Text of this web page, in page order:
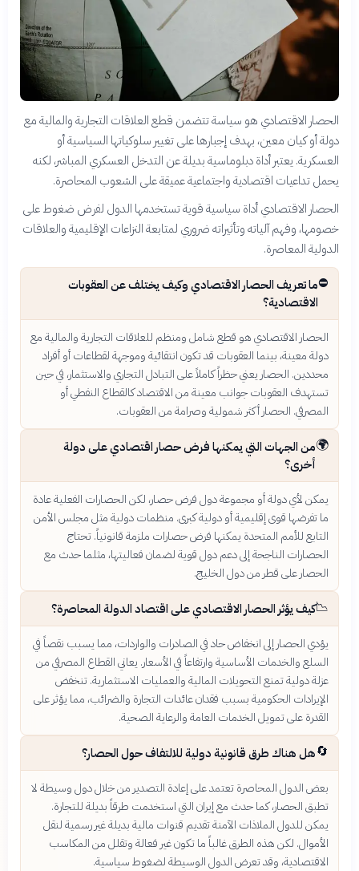
الحصار الاقتصادي هو سياسة تتضمن قطع العلاقات التجارية والمالية مع
دولة أو كيان معين، بهدف إجبارها على تغيير سلوكياتها السياسية أو
العسكرية. يعتبر أداة دبلوماسية بديلة عن التدخل العسكري المباشر، لكنه
يحمل تداعيات اقتصادية واجتماعية عميقة على الشعوب المحاصرة.
الحصار الاقتصادي أداة سياسية قوية تستخدمها الدول لفرض ضغوط على
خصومها، وفهم آلياته وتأثيراته ضروري لمتابعة النزاعات الإقليمية والعلاقات
الدولية المعاصرة.
⛔ما تعريف الحصار الاقتصادي وكيف يختلف عن العقوبات
الاقتصادية؟
الحصار الاقتصادي هو قطع شامل ومنظم للعلاقات التجارية والمالية مع
دولة معينة، بينما العقوبات قد تكون انتقائية وموجهة لقطاعات أو أفراد
محددين. الحصار يعني حظراً كاملاً على التبادل التجاري والاستثمار، في حين
تستهدف العقوبات جوانب معينة من الاقتصاد كالقطاع النفطي أو
المصرفي. الحصار أكثر شمولية وصرامة من العقوبات.
🌍من الجهات التي يمكنها فرض حصار اقتصادي على دولة
أخرى؟
يمكن لأي دولة أو مجموعة دول فرض حصار، لكن الحصارات الفعلية عادة
ما تفرضها قوى إقليمية أو دولية كبرى. منظمات دولية مثل مجلس الأمن
التابع للأمم المتحدة يمكنها فرض حصارات ملزمة قانونياً. تحتاج
الحصارات الناجحة إلى دعم دول قوية لضمان فعاليتها، مثلما حدث مع
الحصار على قطر من دول الخليج.
📉كيف يؤثر الحصار الاقتصادي على اقتصاد الدولة المحاصرة؟
يؤدي الحصار إلى انخفاض حاد في الصادرات والواردات، مما يسبب نقصاً في
السلع والخدمات الأساسية وارتفاعاً في الأسعار. يعاني القطاع المصرفي من
عزلة دولية تمنع التحويلات المالية والعمليات الاستثمارية. تنخفض
الإيرادات الحكومية بسبب فقدان عائدات التجارة والضرائب، مما يؤثر على
القدرة على تمويل الخدمات العامة والرعاية الصحية.
🔄هل هناك طرق قانونية دولية للالتفاف حول الحصار؟
بعض الدول المحاصرة تعتمد على إعادة التصدير من خلال دول وسيطة لا
تطبق الحصار، كما حدث مع إيران التي استخدمت طرقاً بديلة للتجارة.
يمكن للدول الملاذات الآمنة تقديم قنوات مالية بديلة غير رسمية لنقل
الأموال. لكن هذه الطرق غالباً ما تكون غير فعالة وتقلل من المكاسب
الاقتصادية، وقد تعرض الدول الوسيطة لضغوط سياسية.